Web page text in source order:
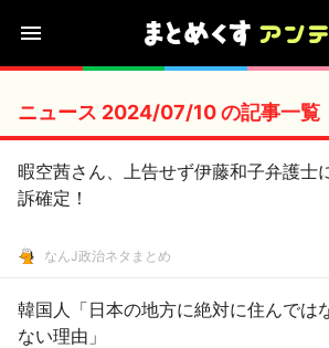
ニュース 2024/07/10 の記事一覧
暇空茜さん、上告せず伊藤和子弁護士
訴確定！
なんJ政治ネタまとめ
韓国人「日本の地方に絶対に住んでは
ない理由」